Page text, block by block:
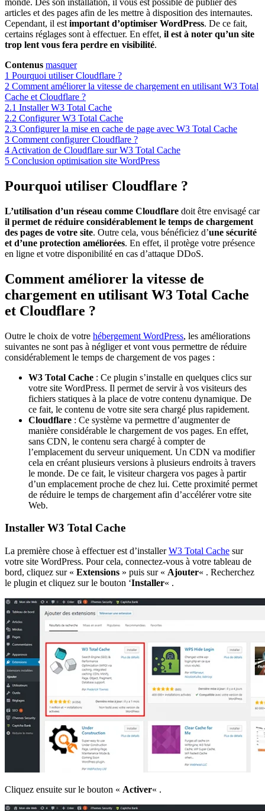
monde. Dès son installation, il vous est possible de publier des
articles et des pages afin de les mettre à disposition des internautes.
Cependant, il est important d’optimiser WordPress. De ce fait,
certains réglages sont à effectuer. En effet, il est à noter qu’un site
trop lent vous fera perdre en visibilité.
Contenus masquer
1 Pourquoi utiliser Cloudflare ?
2 Comment améliorer la vitesse de chargement en utilisant W3 Total
Cache et Cloudflare ?
2.1 Installer W3 Total Cache
2.2 Configurer W3 Total Cache
2.3 Configurer la mise en cache de page avec W3 Total Cache
3 Comment configurer Cloudflare ?
4 Activation de Cloudflare sur W3 Total Cache
5 Conclusion optimisation site WordPress
Pourquoi utiliser Cloudflare ?
L’utilisation d’un réseau comme Cloudflare doit être envisagé car
il permet de réduire considérablement le temps de chargement
des pages de votre site. Outre cela, vous bénéficiez d’une sécurité
et d’une protection améliorées. En effet, il protège votre présence
en ligne et votre disponibilité en cas d’attaque DDoS.
Comment améliorer la vitesse de
chargement en utilisant W3 Total Cache
et Cloudflare ?
Outre le choix de votre hébergement WordPress, les améliorations
suivantes ne sont pas à négliger et vont vous permettre de réduire
considérablement le temps de chargement de vos pages :
W3 Total Cache : Ce plugin s’installe en quelques clics sur
votre site WordPress. Il permet de servir à vos visiteurs des
fichiers statiques à la place de votre contenu dynamique. De
ce fait, le contenu de votre site sera chargé plus rapidement.
Cloudflare : Ce système va permettre d’augmenter de
manière considérable le chargement de vos pages. En effet,
sans CDN, le contenu sera chargé à compter de
l’emplacement du serveur uniquement. Un CDN va modifier
cela en créant plusieurs versions à plusieurs endroits à travers
le monde. De ce fait, le visiteur chargera vos pages à partir
d’un emplacement proche de chez lui. Cette proximité permet
de réduire le temps de chargement afin d’accélérer votre site
Web.
Installer W3 Total Cache
La première chose à effectuer est d’installerW3 Total Cache sur
votre site WordPress. Pour cela, connectez-vous à votre tableau de
bord, cliquez sur « Extensions » puis sur « Ajouter« . Recherchez
le plugin et cliquez sur le bouton ‘Installer« .
Cliquez ensuite sur le bouton « Activer« .